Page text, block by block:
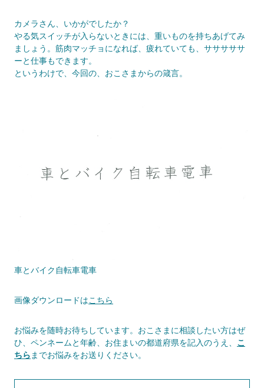
カメラさん、いかがでしたか？
やる気スイッチが入らないときには、重いものを持ちあげてみ
ましょう。筋肉マッチョになれば、疲れていても、サササササ
ーと仕事もできます。
というわけで、今回の、おこさまからの箴言。
車とバイク自転車電車
画像ダウンロードはこちら
お悩みを随時お待ちしています。おこさまに相談したい方はぜ
ひ、ペンネームと年齢、お住まいの都道府県を記入のうえ、 こ
ちら までお悩みをお送りください。